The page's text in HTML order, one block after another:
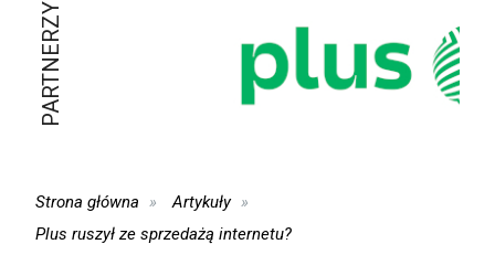
PARTNERZY
Strona główna
Artykuły
Plus ruszył ze sprzedażą internetu?